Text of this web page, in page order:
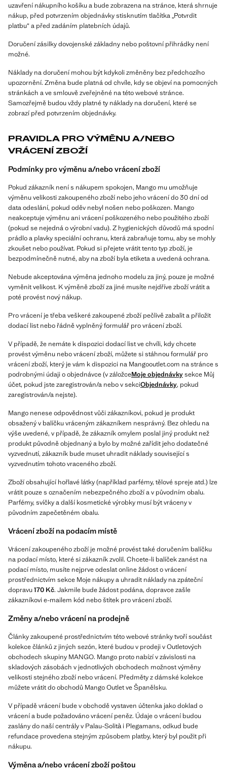
uzavření nákupního košíku a bude zobrazena na stránce, která shrnuje
nákup, před potvrzením objednávky stisknutím tlačítka „Potvrdit
platbu“ a před zadáním platebních údajů.
Doručení zásilky dovojenské základny nebo poštovní přihrádky není
možné.
Náklady na doručení mohou být kdykoli změněny bez předchozího
upozornění. Změna bude platná od chvíle, kdy se objeví na pomocných
stránkách a ve smlouvě zveřejněné na této webové stránce.
Samozřejmě budou vždy platné ty náklady na doručení, které se
zobrazí před potvrzením objednávky.
PRAVIDLA PRO VÝMĚNU A/NEBO
VRÁCENÍ ZBOŽÍ
Podmínky pro výměnu a/nebo vrácení zboží
Pokud zákazník není s nákupem spokojen, Mango mu umožňuje
výměnu velikosti zakoupeného zboží nebo jeho vrácení do 30 dní od
data odeslání, pokud oděv nebyl nošen nebo poškozen. Mango
neakceptuje výměnu ani vrácení poškozeného nebo použitého zboží
(pokud se nejedná o výrobní vadu). Z hygienických důvodů má spodní
prádlo a plavky speciální ochranu, která zabraňuje tomu, aby se mohly
zkoušet nebo používat. Pokud si přejete vrátit tento typ zboží, je
bezpodmínečně nutné, aby na zboží byla etiketa a uvedená ochrana.
Nebude akceptována výměna jednoho modelu za jiný, pouze je možné
vyměnit velikost. K výměně zboží za jiné musíte nejdříve zboží vrátit a
poté provést nový nákup.
Pro vrácení je třeba veškeré zakoupené zboží pečlivě zabalit a přiložit
dodací list nebo řádně vyplněný formulář pro vrácení zboží.
V případě, že nemáte k dispozici dodací list ve chvíli, kdy chcete
provést výměnu nebo vrácení zboží, můžete si stáhnou formulář pro
vrácení zboží, který je vám k dispozici na Mangooutlet.com na stránce s
podrobnými údaji o objednávce (v záložceMoje objednávkysekce Můj
účet, pokud jste zaregistrován/a nebo v sekciObjednávky, pokud
zaregistrován/a nejste).
Mango nenese odpovědnost vůči zákazníkovi, pokud je produkt
obsažený v balíčku vráceným zákazníkem nesprávný. Bez ohledu na
výše uvedené, v případě, že zákazník omylem poslal jiný produkt než
produkt původně objednaný a bylo by možné zařídit jeho dodatečné
vyzvednutí, zákazník bude muset uhradit náklady související s
vyzvednutím tohoto vraceného zboží.
Zboží obsahující hořlavé látky (například parfémy, tělové spreje atd.) lze
vrátit pouze s označením nebezpečného zboží a v původním obalu.
Parfémy, svíčky a další kosmetické výrobky musí být vráceny v
původním zapečetěném obalu.
Vrácení zboží na podacím místě
Vrácení zakoupeného zboží je možné provést také doručením balíčku
na podací místo, které si zákazník zvolil. Chcete-li balíček zanést na
podací místo, musíte nejprve odeslat online žádost o vrácení
prostřednictvím sekce Moje nákupy a uhradit náklady na zpáteční
dopravu170 Kč. Jakmile bude žádost podána, dopravce zašle
zákazníkovi e-mailem kód nebo štítek pro vrácení zboží.
Změny a/nebo vrácení na prodejně
Články zakoupené prostřednictvím této webové stránky tvoří součást
kolekce článků z jiných sezón, které budou v prodeji v Outletových
obchodech skupiny MANGO. Mango proto nabízí v závislosti na
skladových zásobách v jednotlivých obchodech možnost výměny
velikosti stejného zboží nebo vrácení. Předměty z dámské kolekce
můžete vrátit do obchodů Mango Outlet ve Španělsku.
V případě vrácení bude v obchodě vystaven účtenka jako doklad o
vrácení a bude požadováno vrácení peněz. Údaje o vrácení budou
zaslány do naší centrály v Palau-Solità i Plegamans, odkud bude
refundace provedena stejným způsobem platby, který byl použit při
nákupu.
Výměna a/nebo vrácení zboží poštou